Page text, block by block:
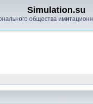
Simulation.su
общества